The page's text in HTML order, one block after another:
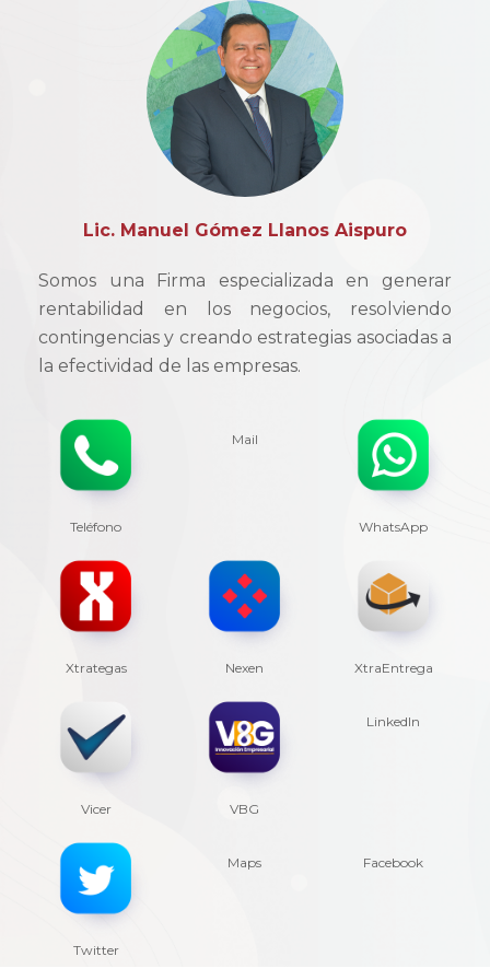
Lic. Manuel Gómez Llanos Aispuro
Somos una Firma especializada en generar
rentabilidad en los negocios, resolviendo
contingencias y creando estrategias asociadas a
la efectividad de las empresas.
Teléfono
Mail
WhatsApp
Xtrategas Nexen XtraEntrega
Vicer VBG
LinkedIn
Twitter
Maps Facebook